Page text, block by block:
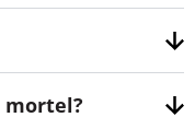
mortel?